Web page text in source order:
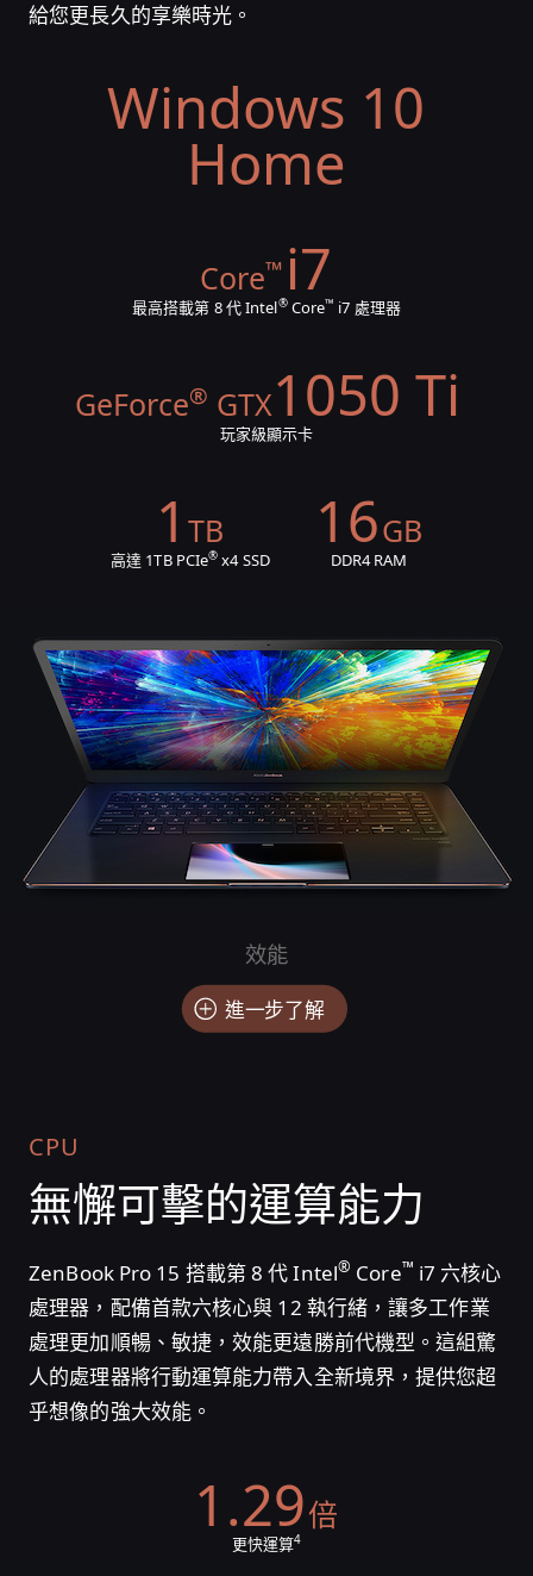
給您更長久的享樂時光。
Windows 10
Home
Core™ i7
最高搭載第 8 代 Intel®Core™ i7 處理器
GeForce® GTX1050 Ti
玩家級顯示卡
1TB
高達 1TB PCIe® x4 SSD
16GB
DDR4 RAM
效能
進一步了解
CPU
無懈可擊的運算能力
ZenBook Pro 15 搭載第 8 代 Intel® Core™ i7 六核心
處理器，配備首款六核心與 12 執行緒，讓多工作業
處理更加順暢、敏捷，效能更遠勝前代機型。這組驚
人的處理器將行動運算能力帶入全新境界，提供您超
乎想像的強大效能。
1.29倍
更快運算4